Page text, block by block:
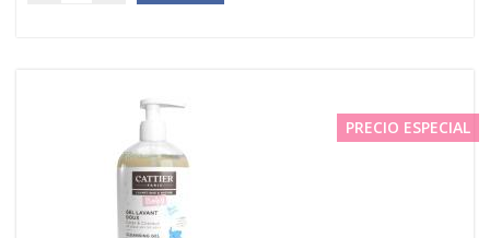
PRECIO ESPECIAL